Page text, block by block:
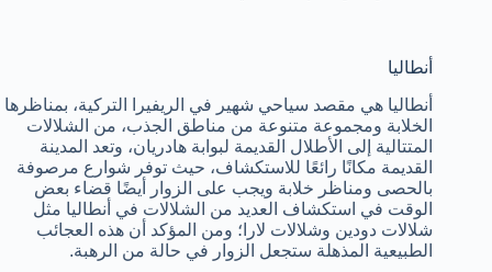
أنطاليا
أنطاليا هي مقصد سياحي شهير في الريفيرا التركية، بمناظرها
الخلابة ومجموعة متنوعة من مناطق الجذب، من الشلالات
المتتالية إلى الأطلال القديمة لبوابة هادريان، وتعد المدينة
القديمة مكانًا رائعًا للاستكشاف، حيث توفر شوارع مرصوفة
بالحصى ومناظر خلابة ويجب على الزوار أيضًا قضاء بعض
الوقت في استكشاف العديد من الشلالات في أنطاليا مثل
شلالات دودين وشلالات لارا؛ ومن المؤكد أن هذه العجائب
الطبيعية المذهلة ستجعل الزوار في حالة من الرهبة.